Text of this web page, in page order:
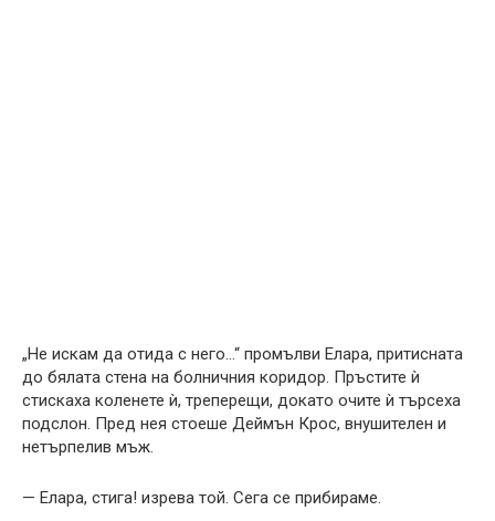
„Не искам да отида с него…“ промълви Елaра, притисната
до бялата стена на болничния коридор. Пръстите ѝ
стискаха коленете ѝ, треперещи, докато очите ѝ търсеха
подслон. Пред нея стоеше Деймън Крос, внушителен и
нетърпелив мъж.
— Елaра, стига! изрева той. Сега се прибираме.